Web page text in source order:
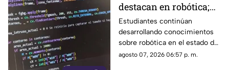
destacan en robótica;
así convierten los
desechos algo útil
(+Video)
Estudiantes continúan
desarrollando conocimientos
sobre robótica en el estado de
Yucatán. Conoce los detalles.
agosto 07, 2026 06:57 p. m.